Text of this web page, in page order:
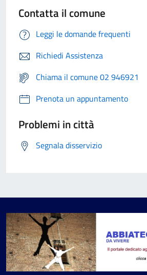
Contatta il comune
Leggi le domande frequenti
Richiedi Assistenza
Chiama il comune 02 946921
Prenota un appuntamento
Problemi in città
Segnala disservizio